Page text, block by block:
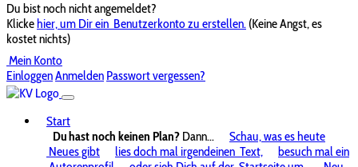
Du bist noch nicht angemeldet?
Klickehier, um Dir ein Benutzerkonto zu erstellen. (Keine Angst, es
kostet nichts)
Mein Konto
EinloggenAnmelden Passwort vergessen?
Start
Du hast noch keinen Plan? Dann...
Schau, was es heute
Neues gibt
lies doch mal irgendeinen Text,
besuch mal ein